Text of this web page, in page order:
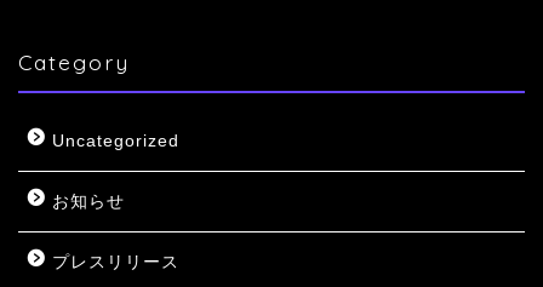
Category
Uncategorized
お知らせ
プレスリリース